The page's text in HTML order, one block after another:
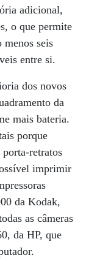
adicional,
o que permite
seis
entre si.
dos novos
da
mais bateria.
porque
retratos
imprimir
da Kodak,
as câmeras
da HP, que